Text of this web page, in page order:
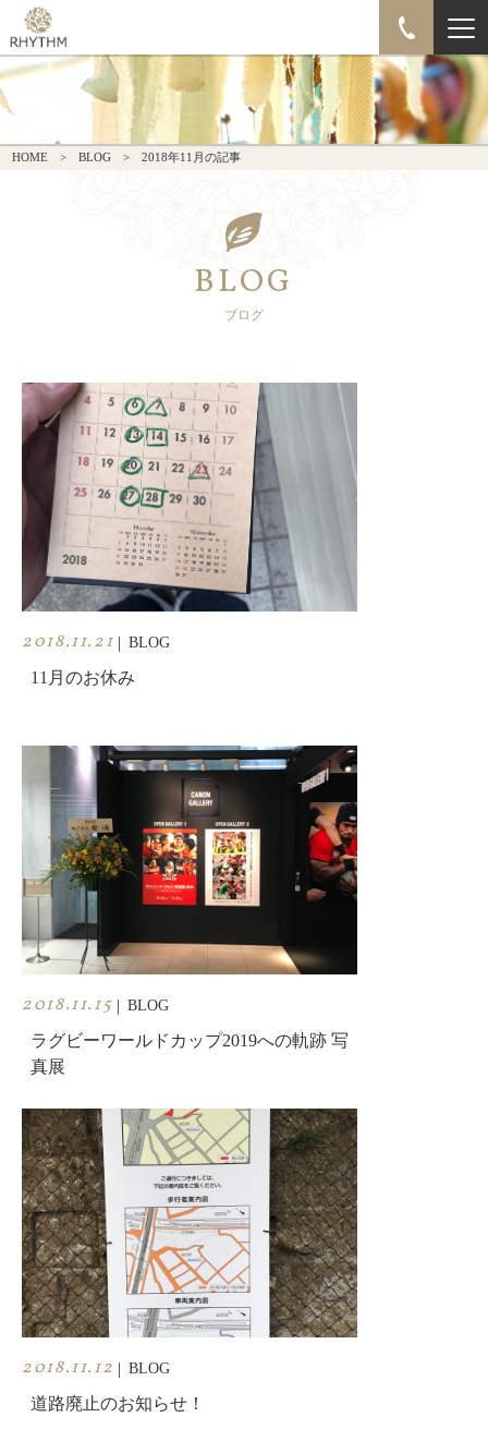
HOME BLOG 2018年11月の記事
BLOG
ブログ
2018.11.21 | BLOG
11月のお休み
2018.11.15 | BLOG
ラグビーワールドカップ2019への軌跡 写
真展
2018.11.12 | BLOG
道路廃止のお知らせ！